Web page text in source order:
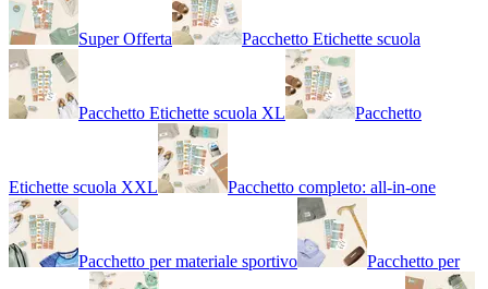
Super Offerta Pacchetto Etichette scuola
Pacchetto Etichette scuola XL Pacchetto
Etichette scuola XXL Pacchetto completo: all-in-one
Pacchetto per materiale sportivo Pacchetto per